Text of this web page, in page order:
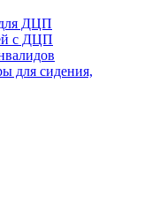
ДЦП
с ДЦП
для сидения,